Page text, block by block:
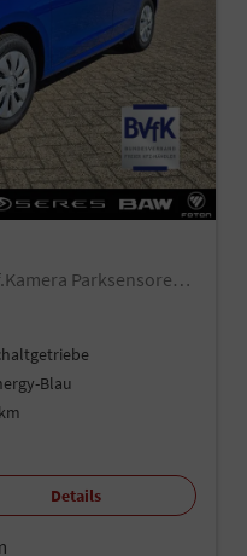
1.0 TSI 95PS Selection 5-türig Rückf.Kamera Parksensoren Sitzheizung Multifunktionslenkrad Klima Skoda-Radio Bluetooth Touchscreen Tempomat Nebelsch. Apple CarPlay + Android Auto
Blau
Details